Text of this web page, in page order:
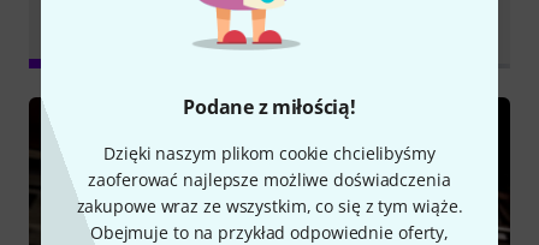
Podane z miłością!
Dzięki naszym plikom cookie chcielibyśmy
zaoferować najlepsze możliwe doświadczenia
zakupowe wraz ze wszystkim, co się z tym wiąże.
Obejmuje to na przykład odpowiednie oferty,
Poradniki